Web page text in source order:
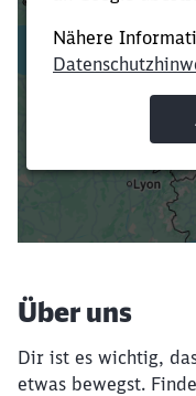
Verkürze die
Über uns
Dir ist es wichtig,
etwas bewegst.